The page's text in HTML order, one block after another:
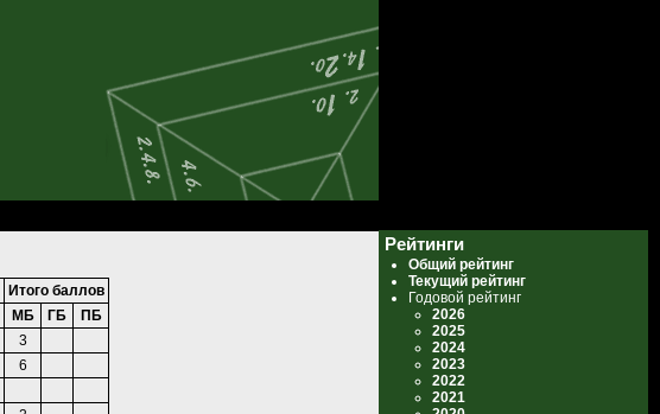
Итого баллов
МБ ГБ
ПБ
3
6
Рейтинги
Общий рейтинг
Текущий рейтинг
Годовой рейтинг
2026
2025
2024
2023
2022
2021